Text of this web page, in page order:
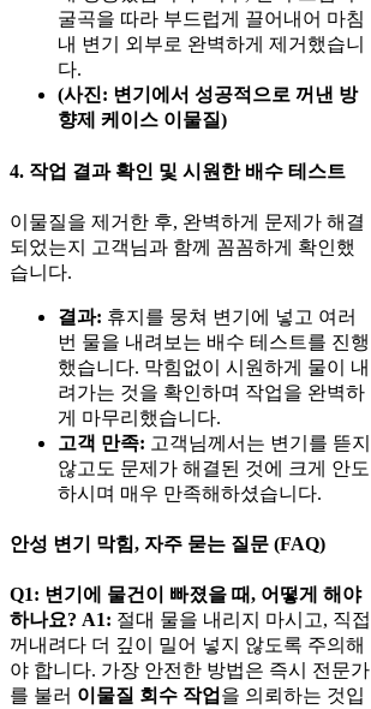
굴곡을 따라 부드럽게 끌어내어 마침
내 변기 외부로 완벽하게 제거했습니
다.
(사진: 변기에서 성공적으로 꺼낸 방
향제 케이스 이물질)
4. 작업 결과 확인 및 시원한 배수 테스트
이물질을 제거한 후, 완벽하게 문제가 해결
되었는지 고객님과 함께 꼼꼼하게 확인했
습니다.
결과: 휴지를 뭉쳐 변기에 넣고 여러
번 물을 내려보는 배수 테스트를 진행
했습니다. 막힘없이 시원하게 물이 내
려가는 것을 확인하며 작업을 완벽하
게 마무리했습니다.
고객 만족: 고객님께서는 변기를 뜯지
않고도 문제가 해결된 것에 크게 안도
하시며 매우 만족해하셨습니다.
안성 변기 막힘, 자주 묻는 질문 (FAQ)
Q1: 변기에 물건이 빠졌을 때, 어떻게 해야
하나요? A1: 절대 물을 내리지 마시고, 직접
꺼내려다 더 깊이 밀어 넣지 않도록 주의해
야 합니다. 가장 안전한 방법은 즉시 전문가
를 불러 이물질 회수 작업 을 의뢰하는 것입